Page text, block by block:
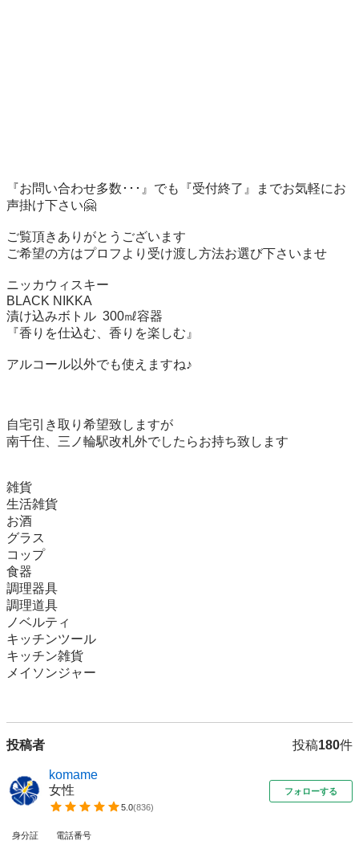
『お問い合わせ多数･･･』でも『受付終了』までお気軽にお
声掛け下さい🤗
ご覧頂きありがとうございます
ご希望の方はプロフより受け渡し方法お選び下さいませ
ニッカウィスキー
BLACK NIKKA
漬け込みボトル  300㎖容器
『香りを仕込む、香りを楽しむ』
アルコール以外でも使えますね♪
自宅引き取り希望致しますが
南千住、三ノ輪駅改札外でしたらお持ち致します
雑貨
生活雑貨
お酒
グラス
コップ
食器
調理器具
調理道具
ノベルティ
キッチンツール
キッチン雑貨
メイソンジャー
投稿者 投稿180件
komame
女性
5.0(836)
フォローする
身分証 電話番号